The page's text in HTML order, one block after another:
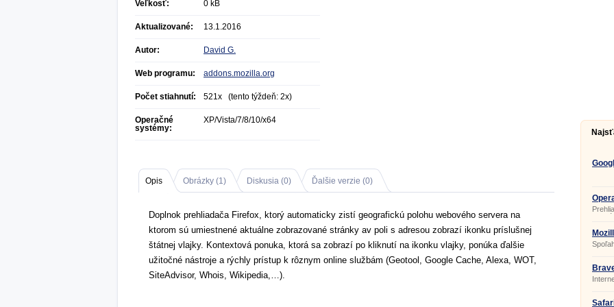
Veľkosť: 0 kB
Aktualizované: 13.1.2016
Autor: David G.
Web programu: addons.mozilla.org
Počet stiahnutí: 521x (tento týždeň: 2x)
Operačné
systémy:
XP/Vista/7/8/10/x64
Opis Obrázky (1) Diskusia (0) Ďalšie verzie (0)
Doplnok prehliadača Firefox, ktorý automaticky zistí geografickú polohu webového servera na
ktorom sú umiestnené aktuálne zobrazované stránky av poli s adresou zobrazí ikonku príslušnej
štátnej vlajky. Kontextová ponuka, ktorá sa zobrazí po kliknutí na ikonku vlajky, ponúka ďalšie
užitočné nástroje a rýchly prístup k rôznym online službám (Geotool, Google Cache, Alexa, WOT,
SiteAdvisor, Whois, Wikipedia,…).
z
v